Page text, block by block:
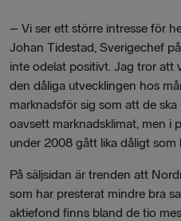
– Vi ser ett större intresse för
Johan Tidestad, Sverigechef
inte odelat positivt. Jag tror att
den dåliga utvecklingen hos
marknadsför sig som att de
oavsett marknadsklimat, men i
under 2008 gått lika dåligt som
På säljsidan är trenden att
som har presterat mindre bra
aktiefond finns bland de tio